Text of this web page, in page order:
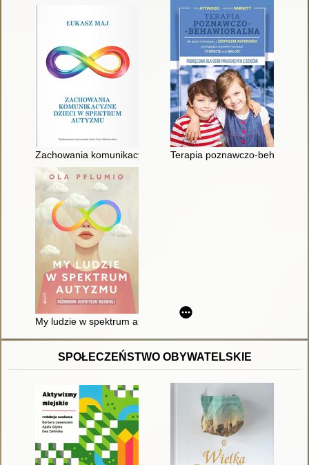
Zachowania komunikacyjne dzieci w spektrum autyzmu
Terapia poznawczo-
My ludzie w spektrum autyzmu : różnorodni, autentyczni,
SPOŁECZEŃSTWO OBYWATELSKIE